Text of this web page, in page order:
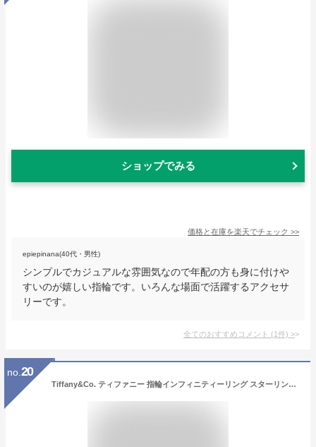
ショップでみる
価格と在庫を楽天でチェック >>
epiepinana(40代・男性)
シンプルでカジュアルな雰囲気なので年配の方も身に付けや
すいのが嬉しい指輪です。いろんな場面で活躍するアクセサ
リーです。
全てのおすすめコメント (1件) >
no. 20
Tiffany&Co. ティファニー 指輪インフィニティーリング スターリングシルバー7号 8号 9号 10号 11号 13号 14号 16号 17号止まることのない流れを彷彿させる優雅でモダンライン永遠の絆、エネルギーと生命力を象徴